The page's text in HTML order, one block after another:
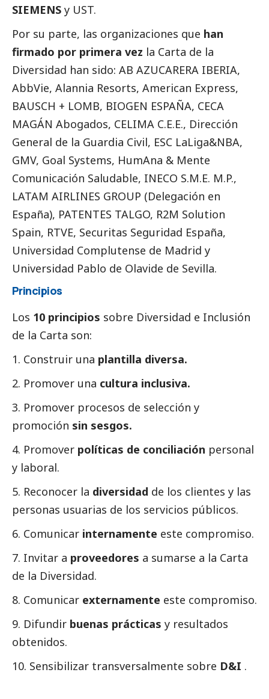
SIEMENS y UST.
Por su parte, las organizaciones que han
firmado por primera vez la Carta de la
Diversidad han sido: AB AZUCARERA IBERIA,
AbbVie, Alannia Resorts, American Express,
BAUSCH + LOMB, BIOGEN ESPAÑA, CECA
MAGÁN Abogados, CELIMA C.E.E., Dirección
General de la Guardia Civil, ESC LaLiga&NBA,
GMV, Goal Systems, HumAna & Mente
Comunicación Saludable, INECO S.M.E. M.P.,
LATAM AIRLINES GROUP (Delegación en
España), PATENTES TALGO, R2M Solution
Spain, RTVE, Securitas Seguridad España,
Universidad Complutense de Madrid y
Universidad Pablo de Olavide de Sevilla.
Principios
Los 10 principios sobre Diversidad e Inclusión
de la Carta son:
1. Construir una plantilla diversa.
2. Promover una cultura inclusiva.
3. Promover procesos de selección y
promoción sin sesgos.
4. Promover políticas de conciliación personal
y laboral.
5. Reconocer la diversidad de los clientes y las
personas usuarias de los servicios públicos.
6. Comunicar internamente este compromiso.
7. Invitar a proveedores a sumarse a la Carta
de la Diversidad.
8. Comunicar externamente este compromiso.
9. Difundir buenas prácticas y resultados
obtenidos.
10. Sensibilizar transversalmente sobre D&I .